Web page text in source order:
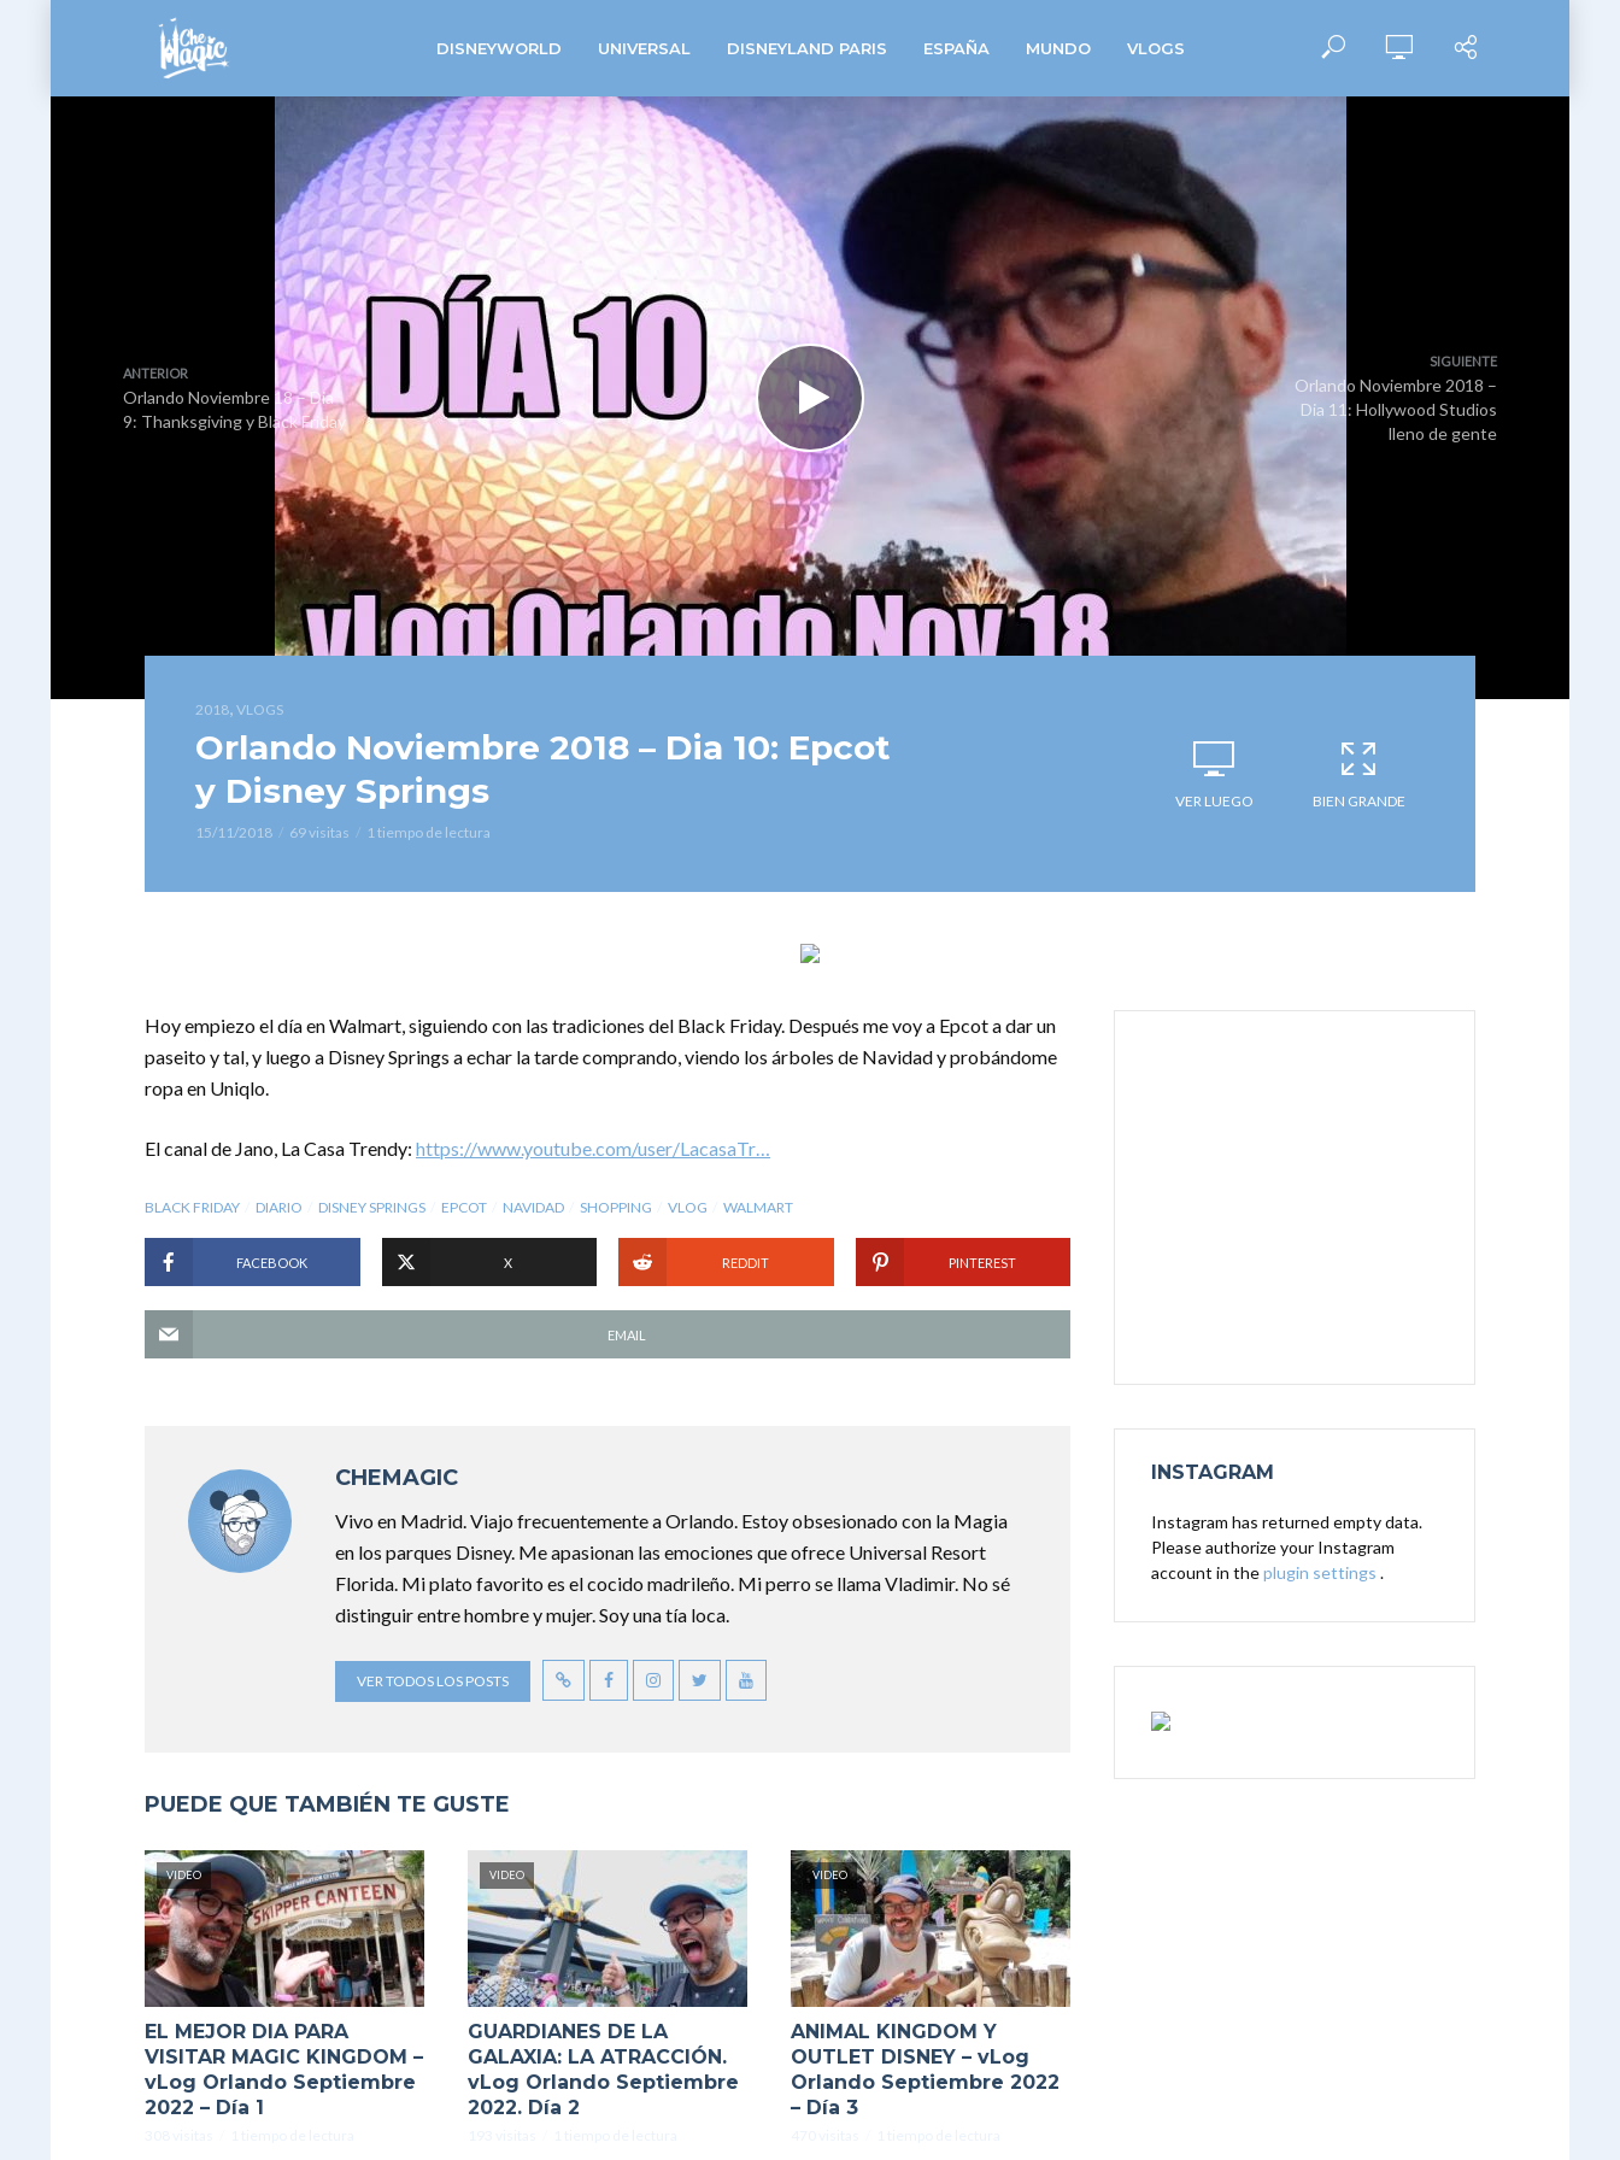
DISNEYWORLD UNIVERSAL DISNEYLAND PARIS ESPAÑA MUNDO VLOGS
ANTERIOR
Orlando Noviembre 18 – Dia
9: Thanksgiving y Black Friday
SIGUIENTE
Orlando Noviembre 2018 –
Dia 11: Hollywood Studios
lleno de gente
2018, VLOGS
Orlando Noviembre 2018 – Dia 10: Epcot
y Disney Springs
15/11/2018 69 visitas 1 tiempo de lectura
VER LUEGO BIEN GRANDE
Hoy empiezo el día en Walmart, siguiendo con las tradiciones del Black Friday. Después me voy a Epcot a dar un
paseito y tal, y luego a Disney Springs a echar la tarde comprando, viendo los árboles de Navidad y probándome
ropa en Uniqlo.
El canal de Jano, La Casa Trendy: https://www.youtube.com/user/LacasaTr…
BLACK FRIDAY DIARIO DISNEY SPRINGS EPCOT NAVIDAD SHOPPING VLOG WALMART
FACEBOOK X REDDIT PINTEREST
EMAIL
CHEMAGIC
Vivo en Madrid. Viajo frecuentemente a Orlando. Estoy obsesionado con la Magia
en los parques Disney. Me apasionan las emociones que ofrece Universal Resort
Florida. Mi plato favorito es el cocido madrileño. Mi perro se llama Vladimir. No sé
distinguir entre hombre y mujer. Soy una tía loca.
VER TODOS LOS POSTS
PUEDE QUE TAMBIÉN TE GUSTE
VIDEO
EL MEJOR DIA PARA
VISITAR MAGIC KINGDOM –
vLog Orlando Septiembre
2022 – Día 1
VIDEO
GUARDIANES DE LA
GALAXIA: LA ATRACCIÓN.
vLog Orlando Septiembre
2022. Día 2
VIDEO
ANIMAL KINGDOM Y
OUTLET DISNEY – vLog
Orlando Septiembre 2022
– Día 3
INSTAGRAM
Instagram has returned empty data.
Please authorize your Instagram
account in theplugin settings .